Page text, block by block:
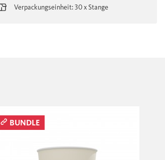
Verpackungseinheit: 30 x Stange
BUNDLE